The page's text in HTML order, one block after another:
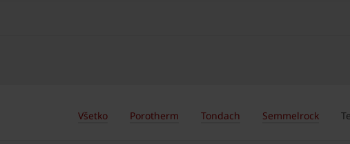
Všetko Porotherm Tondach Semmelrock